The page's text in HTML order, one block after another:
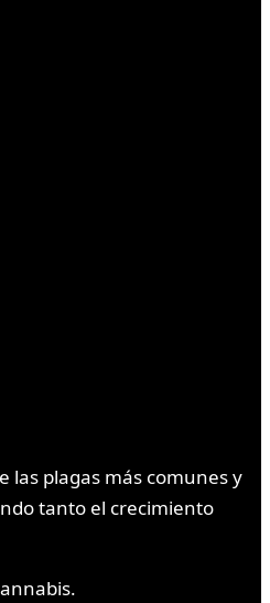
las plagas más comunes y
tanto el crecimiento